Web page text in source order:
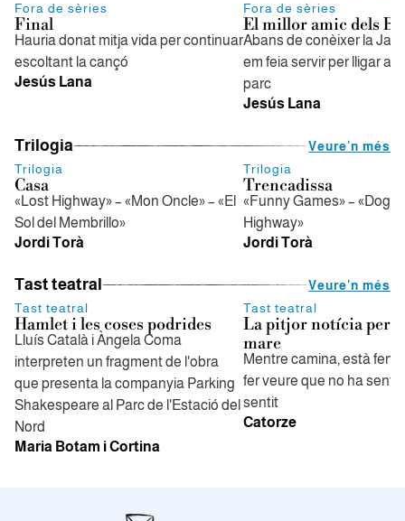
Fora de sèries
Final
Hauria donat mitja vida per continuar
escoltant la cançó
Jesús Lana
Fora de sèries
El millor amic dels
Abans de conèixer la
em feia servir per lligar
parc
Jesús Lana
Trilogia
Veure'n més
Trilogia
Casa
«Lost Highway» – «Mon Oncle» – «El
Sol del Membrillo»
Jordi Torà
Trilogia
Trencadissa
«Funny Games» –
Highway»
Jordi Torà
Tast teatral
Veure'n més
Tast teatral
Hamlet i les coses podrides
Lluís Català i Àngela Coma
interpreten un fragment de l'obra
que presenta la companyia Parking
Shakespeare al Parc de l'Estació del
Nord
Maria Botam i Cortina
Tast teatral
La pitjor notícia per a
mare
Mentre camina, està fent
fer veure que no ha sentit
sentit
Catorze